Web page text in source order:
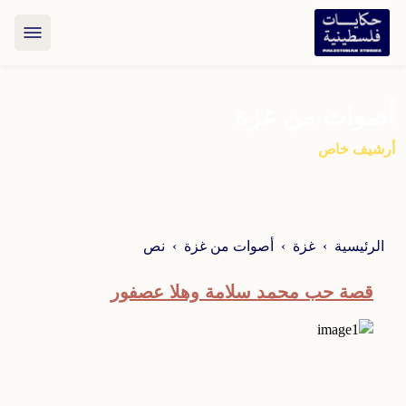
أرشيف خاص
الرئيسية غزة أصوات من غزة نص
قصة حب محمد سلامة وهلا عصفور